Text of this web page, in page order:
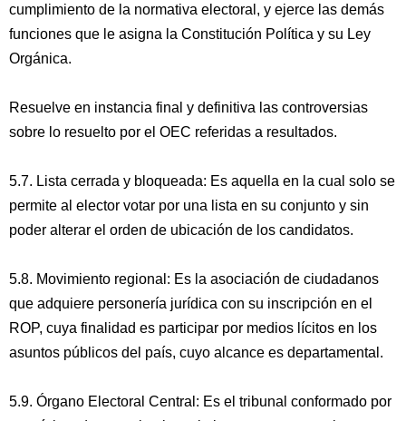
cumplimiento de la normativa electoral, y ejerce las demás
funciones que le asigna la Constitución Política y su Ley
Orgánica.
Resuelve en instancia final y definitiva las controversias
sobre lo resuelto por el OEC referidas a resultados.
5.7. Lista cerrada y bloqueada: Es aquella en la cual solo se
permite al elector votar por una lista en su conjunto y sin
poder alterar el orden de ubicación de los candidatos.
5.8. Movimiento regional: Es la asociación de ciudadanos
que adquiere personería jurídica con su inscripción en el
ROP, cuya finalidad es participar por medios lícitos en los
asuntos públicos del país, cuyo alcance es departamental.
5.9. Órgano Electoral Central: Es el tribunal conformado por